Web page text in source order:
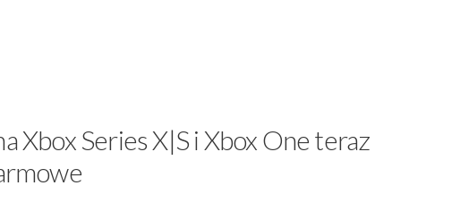
Xbox Series X|S i Xbox One teraz